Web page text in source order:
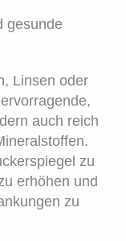
gesunde
Linsen oder
auch reich
zu
erhöhen und
zu